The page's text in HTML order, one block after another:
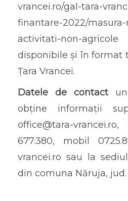
vrancei.ro/gal-tara-
finantare-2022/
activitati-non-
disponibile și în format
Țara Vrancei.
Datele de contact
obține informații
office@tara-
677.380, mobil
vrancei.ro sau la
din comuna Năruja, jud.